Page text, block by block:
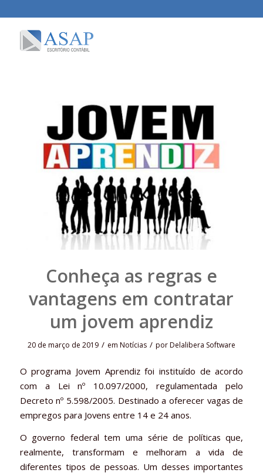
Conheça as regras e
vantagens em contratar
um jovem aprendiz
20 de março de 2019 / em Notícias / porDelalibera Software
O programa Jovem Aprendiz foi instituído de acordo
com a Lei nº 10.097/2000, regulamentada pelo
Decreto nº 5.598/2005. Destinado a oferecer vagas de
empregos para Jovens entre 14 e 24 anos.
O governo federal tem uma série de políticas que,
realmente, transformam e melhoram a vida de
diferentes tipos de pessoas. Um desses importantes